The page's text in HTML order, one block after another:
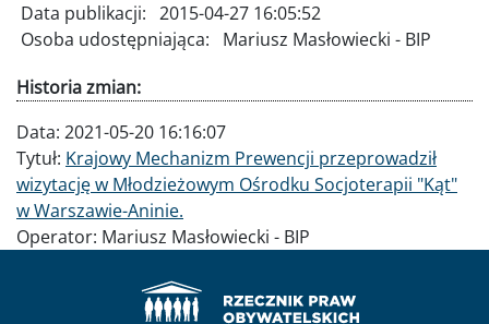
Data publikacji: 2015-04-27 16:05:52
Osoba udostępniająca:
Mariusz Masłowiecki - BIP
Historia zmian:
Data: 2021-05-20 16:16:07
Tytuł: Krajowy Mechanizm Prewencji przeprowadził
wizytację w Młodzieżowym Ośrodku Socjoterapii "Kąt"
w Warszawie-Aninie.
Operator: Mariusz Masłowiecki - BIP